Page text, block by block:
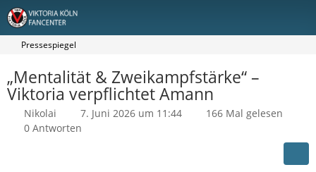
Pressespiegel
„Mentalität & Zweikampfstärke“ –
Viktoria verpflichtet Amann
Nikolai 7. Juni 2026 um 11:44
166 Mal gelesen
0 Antworten